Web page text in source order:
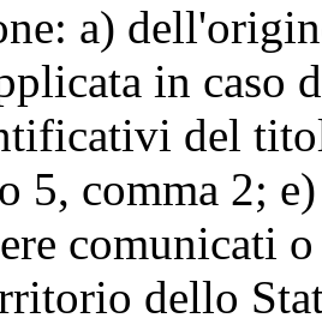
a)
in caso
del
5, comma 2;
comunicati
dello